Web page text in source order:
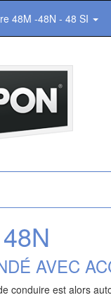
48M -48N - 48 SI
AVEC
conduire est alors